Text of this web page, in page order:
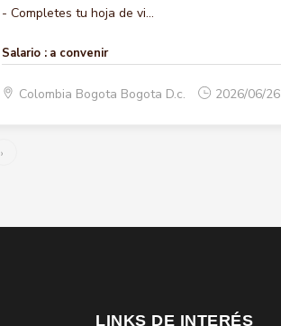
- Completes tu hoja de vi...
Salario : a convenir
Colombia Bogota Bogota D.c. 2026/06/26
›
LINKS DE INTERÉS